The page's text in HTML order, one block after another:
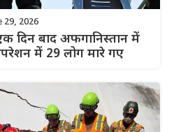
29, 2026
दिन बाद अफगानिस्तान में
में 29 लोग मारे गए